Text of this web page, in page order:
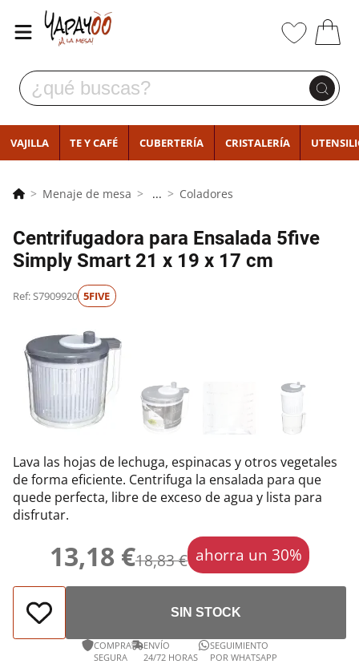
VAJILLA TE Y CAFÉ CUBERTERÍA CRISTALERÍA
Menaje de mesa ... Coladores
Centrifugadora para Ensalada 5five
Simply Smart 21 x 19 x 17 cm
Ref: S7909920 5FIVE
Lava las hojas de lechuga, espinacas y otros vegetales
de forma eficiente. Centrifuga la ensalada para que
quede perfecta, libre de exceso de agua y lista para
disfrutar.
13,18 €18,83 € ahorra un 30%
SIN STOCK
COMPRA
SEGURA
ENVÍO
24/72 HORAS
SEGUIMIENTO
POR WHATSAPP